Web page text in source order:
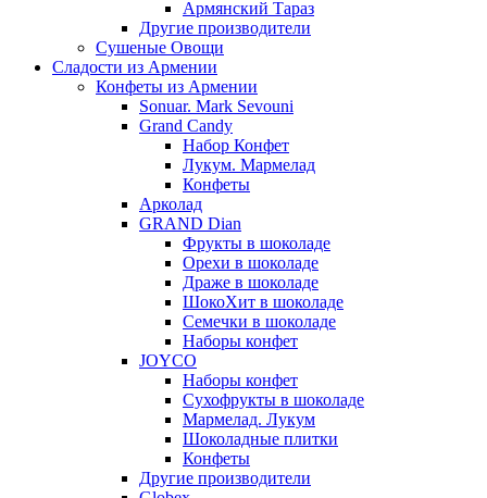
Армянский Тараз
Другие производители
Сушеные Овощи
Сладости из Армении
Конфеты из Армении
Sonuar. Mark Sevouni
Grand Candy
Набор Конфет
Лукум. Мармелад
Конфеты
Арколад
GRAND Dian
Фрукты в шоколаде
Орехи в шоколаде
Драже в шоколаде
ШокоХит в шоколаде
Семечки в шоколаде
Наборы конфет
JOYCO
Наборы конфет
Сухофрукты в шоколаде
Мармелад. Лукум
Шоколадные плитки
Конфеты
Другие производители